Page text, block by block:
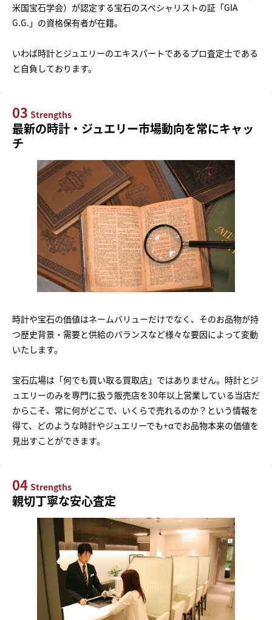
米国宝石学会）が認定する宝石のスペシャリストの証「GIA
G.G.」の資格保有者が在籍。
いわば時計とジュエリーのエキスパートであるプロ査定士である
と自負しております。
03 Strengths
最新の時計・ジュエリー市場動向を常にキャッ
チ
時計や宝石の価値はネームバリューだけでなく、そのお品物が持
つ歴史背景・需要と供給のバランスなど様々な要因によって変動
いたします。
宝石広場は「何でも買い取る買取店」ではありません。時計とジ
ュエリーのみを専門に扱う販売店を30年以上営業している当店だ
からこそ、常に何がどこで、いくらで売れるのか？という情報を
得て、どのような時計やジュエリーでも+αでお品物本来の価値を
見出すことができます。
04 Strengths
親切丁寧な安心査定